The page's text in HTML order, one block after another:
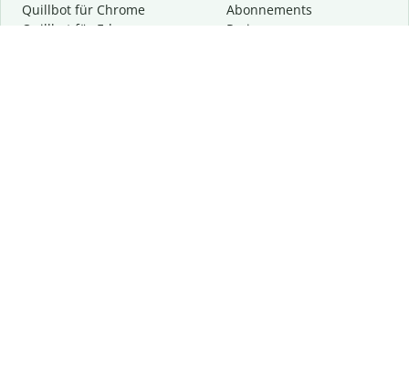
Quillbot für Chrome
Quillbot für Edge
Abon­ne­ments
Preise